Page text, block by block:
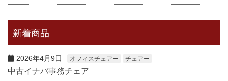
新着商品
2026年4月9日 オフィスチェアー チェアー
中古イナバ事務チェア